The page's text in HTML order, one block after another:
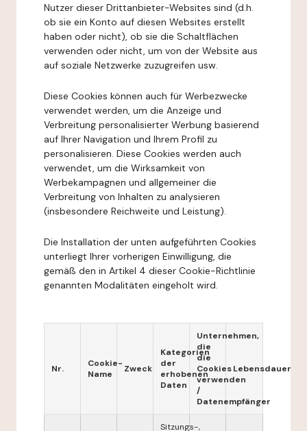
Nutzer dieser Drittanbieter-Websites sind (d.h.
ob sie ein Konto auf diesen Websites erstellt
haben oder nicht), ob sie die Schaltflächen
verwenden oder nicht, um von der Website aus
auf soziale Netzwerke zuzugreifen usw.
Diese Cookies können auch für Werbezwecke
verwendet werden, um die Anzeige und
Verbreitung personalisierter Werbung basierend
auf Ihrer Navigation und Ihrem Profil zu
personalisieren. Diese Cookies werden auch
verwendet, um die Wirksamkeit von
Werbekampagnen und allgemeiner die
Verbreitung von Inhalten zu analysieren
(insbesondere Reichweite und Leistung).
Die Installation der unten aufgeführten Cookies
unterliegt Ihrer vorherigen Einwilligung, die
gemäß den in Artikel 4 dieser Cookie-Richtlinie
genannten Modalitäten eingeholt wird.
Nr.
Cookie-
Name
Zweck
Kategorien
der
erhobenen
Daten
Unternehmen,
die
die
Cookies
verwenden
/
Datenempfänger
Lebensdauer
Sitzungs-,